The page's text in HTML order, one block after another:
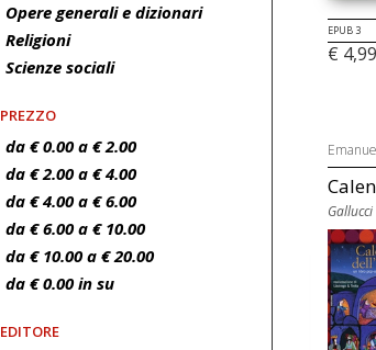
Opere generali e dizionari
Religioni
Scienze sociali
PREZZO
da € 0.00 a € 2.00
da € 2.00 a € 4.00
da € 4.00 a € 6.00
da € 6.00 a € 10.00
da € 10.00 a € 20.00
da € 0.00 in su
EDITORE
EPUB 3
€ 4,99
Gallucci